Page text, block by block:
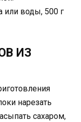
или воды, 500 г
ИЗ
нарезать
сахаром,